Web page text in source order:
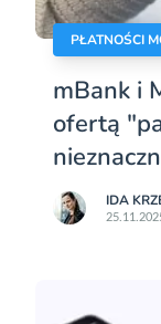
PŁATNOŚCI
mBank i
ofertą
IDA